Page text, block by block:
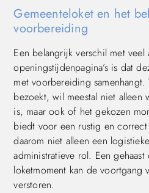
Gemeenteloket en het
voorbereiding
Een belangrijk verschil met veel
openingstijdenpagina’s is dat
met voorbereiding
bezoekt, wil meestal niet alleen
is, maar ook of het gekozen
biedt voor een rustig en
daarom niet alleen een
administratieve rol. Een
loketmoment kan de voortgang
verstoren.